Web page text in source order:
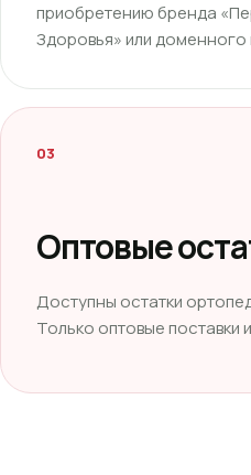
приобретению бренда
Здоровья» или доменного
03
Оптовые
Доступны остатки
Только оптовые поставки